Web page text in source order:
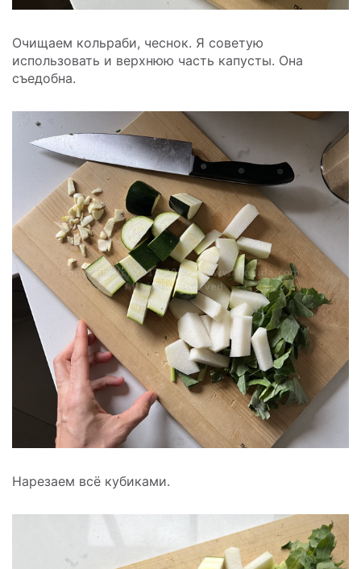
Очищаем кольраби, чеснок. Я советую
использовать и верхнюю часть капусты. Она
съедобна.
Нарезаем всё кубиками.